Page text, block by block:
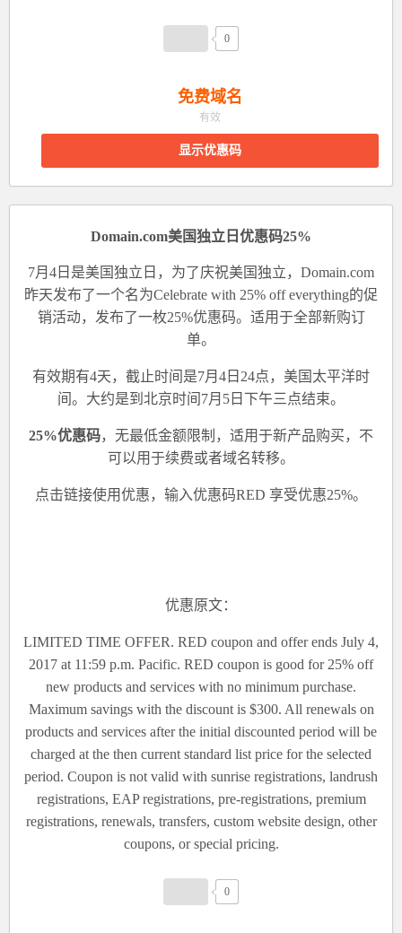
0
免费域名
有效
显示优惠码
Domain.com美国独立日优惠码25%
7月4日是美国独立日，为了庆祝美国独立，Domain.com
昨天发布了一个名为Celebrate with 25% off everything的促
销活动，发布了一枚25%优惠码。适用于全部新购订
单。
有效期有4天，截止时间是7月4日24点，美国太平洋时
间。大约是到北京时间7月5日下午三点结束。
25%优惠码，无最低金额限制，适用于新产品购买，不
可以用于续费或者域名转移。
点击链接使用优惠， 输入优惠码RED 享受优惠25%。
优惠原文：
LIMITED TIME OFFER. RED coupon and offer ends July 4,
2017 at 11:59 p.m. Pacific. RED coupon is good for 25% off
new products and services with no minimum purchase.
Maximum savings with the discount is $300. All renewals on
products and services after the initial discounted period will be
charged at the then current standard list price for the selected
period. Coupon is not valid with sunrise registrations, landrush
registrations, EAP registrations, pre-registrations, premium
registrations, renewals, transfers, custom website design, other
coupons, or special pricing.
0